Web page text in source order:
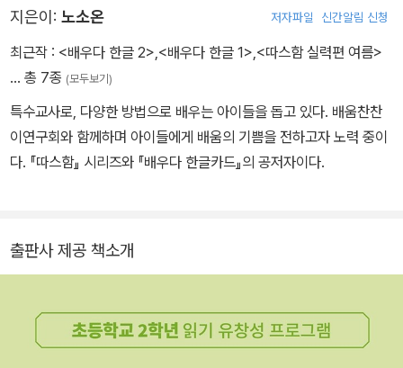
지은이: 노소온 저자파일 신간알림 신청
최근작 : <배우다 한글 2>,<배우다 한글 1>,<따스함 실력편 여름>
… 총 7종 (모두보기)
특수교사로, 다양한 방법으로 배우는 아이들을 돕고 있다. 배움찬찬
이연구회와 함께하며 아이들에게 배움의 기쁨을 전하고자 노력 중이
다. 『따스함』 시리즈와 『배우다 한글카드』의 공저자이다.
출판사 제공 책소개